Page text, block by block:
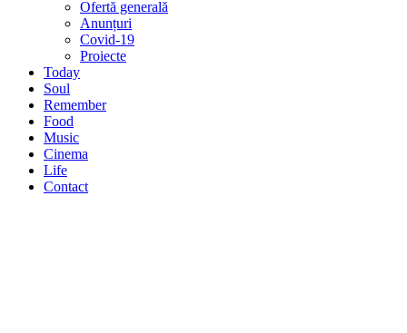
Ofertă generală
Anunțuri
Covid-19
Proiecte
Today
Soul
Remember
Food
Music
Cinema
Life
Contact